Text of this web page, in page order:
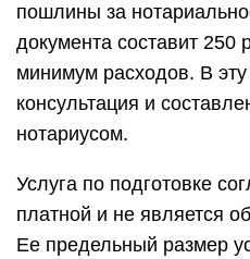
пошлины за
документа составит 250
минимум расходов. В
консультация и
нотариусом.
Услуга по подготовке
платной и не является
Ее предельный размер